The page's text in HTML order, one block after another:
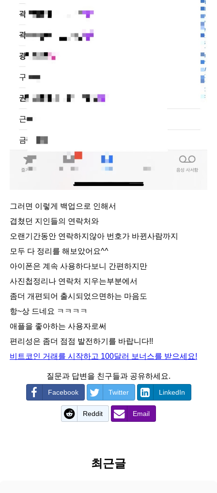
그러면 이렇게 백업으로 인해서
겹쳤던 지인들의 연락처와
오랜기간동안 연락하지않아 번호가 바뀐사람까지
모두 다 정리를 해보았어요^^
아이폰은 계속 사용하다보니 간편하지만
사진첩정리나 연락처 지우는부분에서
좀더 개편되어 출시되었으면하는 마음도
항~상 드네요 ㅋㅋㅋㅋ
애플을 좋아하는 사용자로써
편리성은 좀더 점점 발전하기를 바랍니다!!
비트코인 거래를 시작하고 100달러 보너스를 받으세요!
질문과 답변을 친구들과 공유하세요.
Facebook Twitter LinkedIn
Reddit Email
최근글